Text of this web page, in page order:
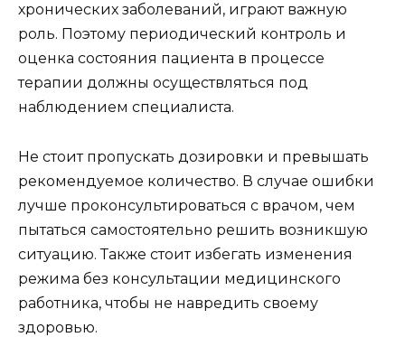
хронических заболеваний, играют важную
роль. Поэтому периодический контроль и
оценка состояния пациента в процессе
терапии должны осуществляться под
наблюдением специалиста.
Не стоит пропускать дозировки и превышать
рекомендуемое количество. В случае ошибки
лучше проконсультироваться с врачом, чем
пытаться самостоятельно решить возникшую
ситуацию. Также стоит избегать изменения
режима без консультации медицинского
работника, чтобы не навредить своему
здоровью.